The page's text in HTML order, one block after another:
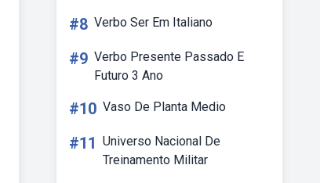
#8 Verbo Ser Em Italiano
#9 Verbo Presente Passado E
Futuro 3 Ano
#10 Vaso De Planta Medio
#11 Universo Nacional De
Treinamento Militar